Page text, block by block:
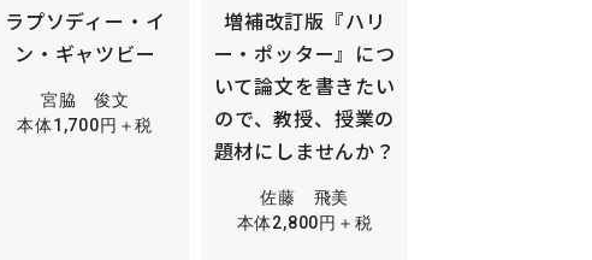
ラプソディー・イ
ン・ギャツビー
宮脇 俊文
本体1,700円＋税
増補改訂版『ハリ
ー・ポッター』につ
いて論文を書きたい
ので、教授、授業の
題材にしませんか？
佐藤 飛美
本体2,800円＋税